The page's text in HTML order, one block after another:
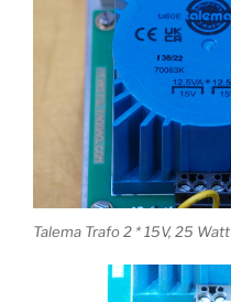
Talema Trafo 2 * 15V, 25 Watt